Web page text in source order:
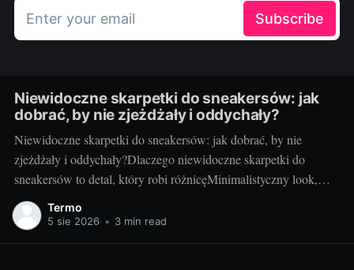
Enter your email Subscribe
Niewidoczne skarpetki do sneakersów: jak
dobrać, by nie zjeżdżały i oddychały?
Niewidoczne skarpetki do sneakersów: jak dobrać, by nie
zjeżdżały i oddychały?Dlaczego niewidoczne skarpetki do
sneakersów to detal, który robi różnicęMinimalistyczny look,
ulubione sneakersy i… zero wystających ściągaczy.
Niewidoczne skarpetki to mały detal, który potrafi całkowicie
Termo
5 sie 2026 • 3 min read